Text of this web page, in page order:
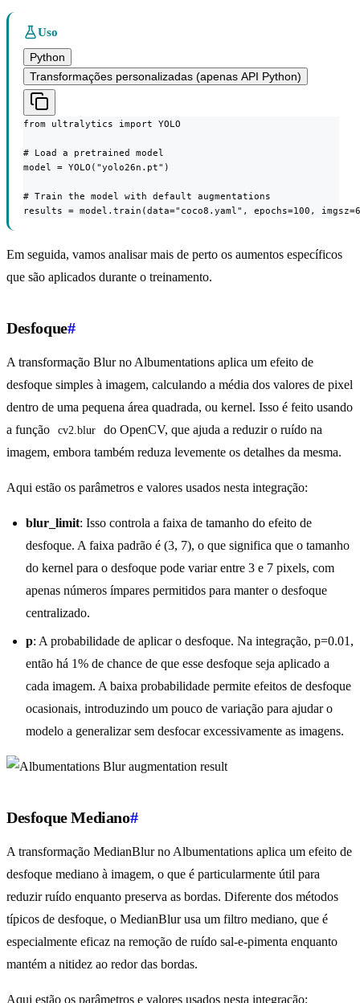
Uso
Python
Transformações personalizadas (apenas API Python)
from ultralytics import YOLO
# Load a pretrained model
model = YOLO("yolo26n.pt")
# Train the model with default augmentations
results = model.train(data="coco8.yaml", epochs=100,
Em seguida, vamos analisar mais de perto os aumentos específicos
que são aplicados durante o treinamento.
Desfoque#
A transformação Blur no Albumentations aplica um efeito de
desfoque simples à imagem, calculando a média dos valores de pixel
dentro de uma pequena área quadrada, ou kernel. Isso é feito usando
a função
cv2.blur
do OpenCV, que ajuda a reduzir o ruído na
imagem, embora também reduza levemente os detalhes da mesma.
Aqui estão os parâmetros e valores usados nesta integração:
blur_limit: Isso controla a faixa de tamanho do efeito de
desfoque. A faixa padrão é (3, 7), o que significa que o tamanho
do kernel para o desfoque pode variar entre 3 e 7 pixels, com
apenas números ímpares permitidos para manter o desfoque
centralizado.
p: A probabilidade de aplicar o desfoque. Na integração, p=0.01,
então há 1% de chance de que esse desfoque seja aplicado a
cada imagem. A baixa probabilidade permite efeitos de desfoque
ocasionais, introduzindo um pouco de variação para ajudar o
modelo a generalizar sem desfocar excessivamente as imagens.
Desfoque Mediano#
A transformação MedianBlur no Albumentations aplica um efeito de
desfoque mediano à imagem, o que é particularmente útil para
reduzir ruído enquanto preserva as bordas. Diferente dos métodos
típicos de desfoque, o MedianBlur usa um filtro mediano, que é
especialmente eficaz na remoção de ruído sal-e-pimenta enquanto
mantém a nitidez ao redor das bordas.
Aqui estão os parâmetros e valores usados nesta integração: